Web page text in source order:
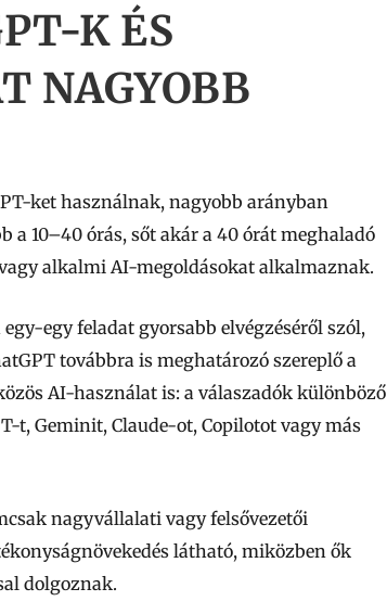
K ÉS
NAGYOBB
ket használnak, nagyobb arányban
10–40 órás, sőt akár a 40 órát meghaladó
alkalmi AI-megoldásokat alkalmaznak.
egy feladat gyorsabb elvégzéséről szól,
továbbra is meghatározó szereplő a
AI-használat is: a válaszadók különböző
t, Geminit, Claude-ot, Copilotot vagy más
nagyvállalati vagy felsővezetői
látható, miközben ők
dolgoznak.